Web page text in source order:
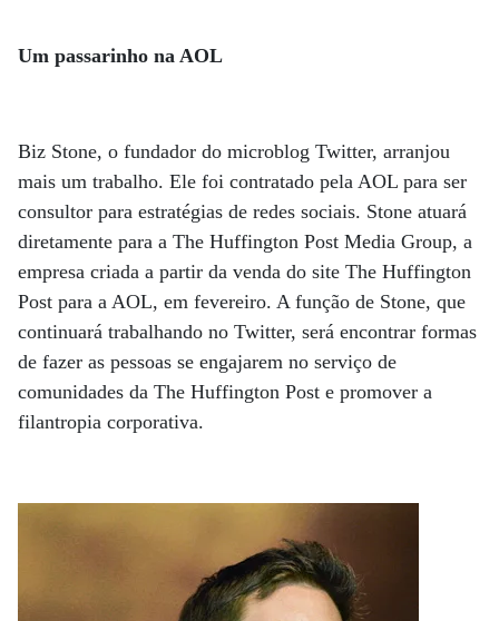
Um passarinho na AOL
Biz Stone, o fundador do microblog Twitter, arranjou
mais um trabalho. Ele foi contratado pela AOL para ser
consultor para estratégias de redes sociais. Stone atuará
diretamente para a The Huffington Post Media Group, a
empresa criada a partir da venda do site The Huffington
Post para a AOL, em fevereiro. A função de Stone, que
continuará trabalhando no Twitter, será encontrar formas
de fazer as pessoas se engajarem no serviço de
comunidades da The Huffington Post e promover a
filantropia corporativa.